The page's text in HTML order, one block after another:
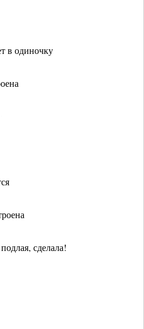
в одиночку
сделала!